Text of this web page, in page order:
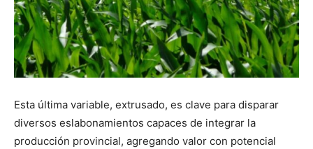
Esta última variable, extrusado, es clave para disparar
diversos eslabonamientos capaces de integrar la
producción provincial, agregando valor con potencial